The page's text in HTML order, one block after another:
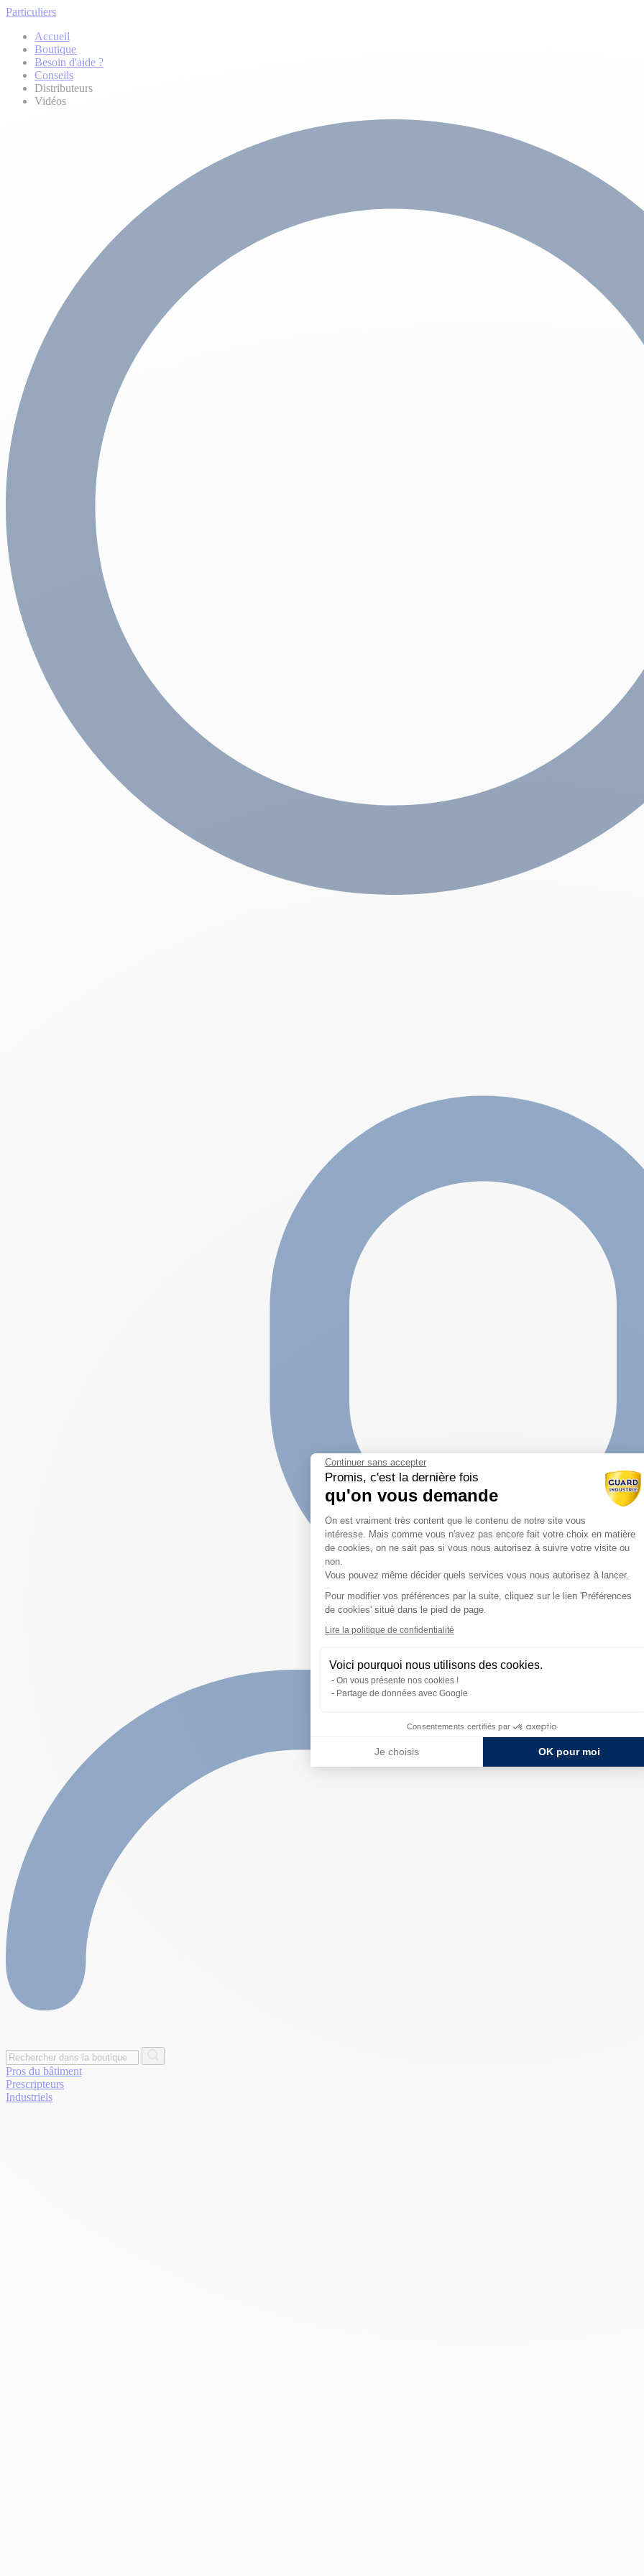
Particuliers
Accueil
Boutique
Besoin d'aide ?
Conseils
Distributeurs
Vidéos
Pros du bâtiment
Prescripteurs
Industriels
Continuer sans accepter
Promis, c'est la dernière fois
qu'on vous demande
Plateforme de Gestion du
On est vraiment très content que le contenu de notre site vous
intéresse. Mais comme vous n'avez pas encore fait votre choix en matière
de cookies, on ne sait pas si vous nous autorisez à suivre votre visite ou
non.
Vous pouvez même décider quels services vous nous autorisez à lancer.
Pour modifier vos préférences par la suite, cliquez sur le lien 'Préférences
de cookies' situé dans le pied de page.
Lire la politique de confidentialité
Voici pourquoi nous utilisons des cookies.
On vous présente nos cookies !
Partage de données avec Google
Consentements certifiés par
Je choisis OK pour moi
Axeptio consent